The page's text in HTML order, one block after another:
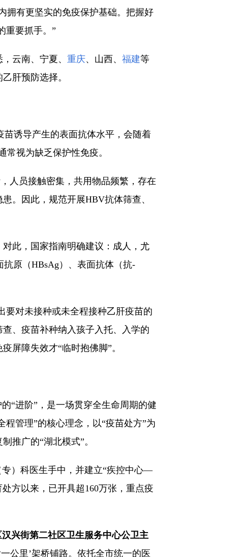
拥有更坚实的免疫保护基础。把握好
重要抓手。”
云南、宁夏、 重庆、山西、 福建等
肝预防选择。
诱导产生的表面抗体水平，会随着
视为缺乏保护性免疫。
人员接触密集，共用物品频繁，存在
。因此，规范开展HBV抗体筛查、
此，国家指南明确建议：成人，尤
原（HBsAg）、表面抗体（抗-
要对未接种或未全程接种乙肝疫苗的
、疫苗补种纳入孩子入托、入学的
屏障失效才“临时抱佛脚”。
“进阶”，是一场贯穿全生命周期的健
管理”的核心理念，以“疫苗处方”为
推广的“湖北模式”。
）科医生手中，并建立“疾控中心—
方以来，已开具超160万张，重点疫
兴街第二社区卫生服务中心公卫主
公里’架桥铺路。依托全市统一的医